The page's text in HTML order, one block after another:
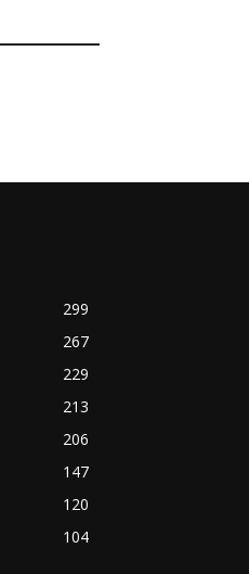
299
267
229
213
206
147
120
104